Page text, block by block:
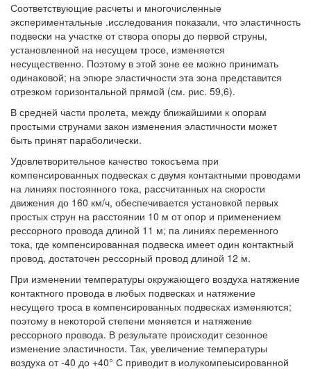
Соответствующие расчеты и многочисленные
экспериментальные .исследования показали, что эластичность
подвески на участке от створа опоры до первой струны,
установленной на несущем тросе, изменяется
несущественно. Поэтому в этой зоне ее можно принимать
одинаковой; на эпюре эластичности эта зона представится
отрезком горизонтальной прямой (см. рис. 59,6).
В средней части пролета, между ближайшими к опорам
простыми струнами закон изменения эластичности может
быть принят параболически.
Удовлетворительное качество токосъема при
компенсированных подвесках с двумя контактными проводами
на линиях постоянного тока, рассчитанных на скорости
движения до 160 км/ч, обеспечивается установкой первых
простых струн на расстоянии 10 м от опор и применением
рессорного провода длиной 11 м; па линиях переменного
тока, где компенсированная подвеска имеет один контактный
провод, достаточен рессорный провод длиной 12 м.
При изменении температуры окружающего воздуха натяжение
контактного провода в любых подвесках и натяжение
несущего троса в компенсированных подвесках изменяются;
поэтому в некоторой степени меняется и натяжение
рессорного провода. В результате происходит сезонное
изменение эластичности. Так, увеличение температуры
воздуха от -40 до +40° С приводит в иолукомпеысированной